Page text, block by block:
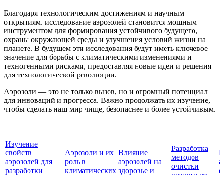
Благодаря технологическим достижениям и научным
открытиям, исследование аэрозолей становится мощным
инструментом для формирования устойчивого будущего,
охраны окружающей среды и улучшения условий жизни на
планете. В будущем эти исследования будут иметь ключевое
значение для борьбы с климатическими изменениями и
техногенными рисками, предоставляя новые идеи и решения
для технологической революции.
Аэрозоли — это не только вызов, но и огромный потенциал
для инноваций и прогресса. Важно продолжать их изучение,
чтобы сделать наш мир чище, безопаснее и более устойчивым.
Изучение
свойств
аэрозолей для
разработки
Аэрозоли и их
роль в
климатических
Влияние
аэрозолей на
здоровье и
Разработка
методов
очистки